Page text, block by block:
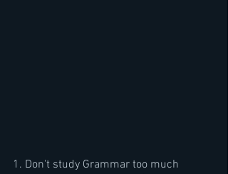
1. Don't study Grammar too much